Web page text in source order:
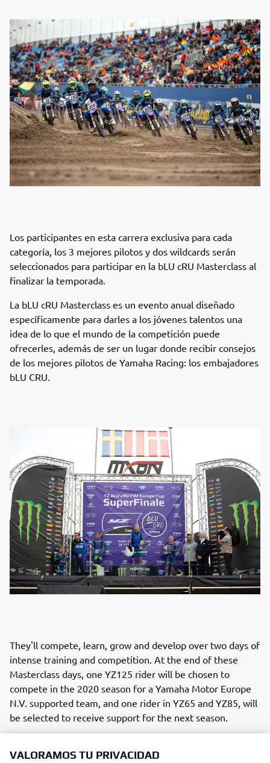
Los participantes en esta carrera exclusiva para cada
categoría, los 3 mejores pilotos y dos wildcards serán
seleccionados para participar en la bLU cRU Masterclass al
finalizar la temporada.
La bLU cRU Masterclass es un evento anual diseñado
específicamente para darles a los jóvenes talentos una
idea de lo que el mundo de la competición puede
ofrecerles, además de ser un lugar donde recibir consejos
de los mejores pilotos de Yamaha Racing: los embajadores
bLU CRU.
They'll compete, learn, grow and develop over two days of
intense training and competition. At the end of these
Masterclass days, one YZ125 rider will be chosen to
compete in the 2020 season for a Yamaha Motor Europe
N.V. supported team, and one rider in YZ65 and YZ85, will
be selected to receive support for the next season.
links,YZ125,YZ85, YZ65and sign up as soon as possible.
VALORAMOS TU PRIVACIDAD